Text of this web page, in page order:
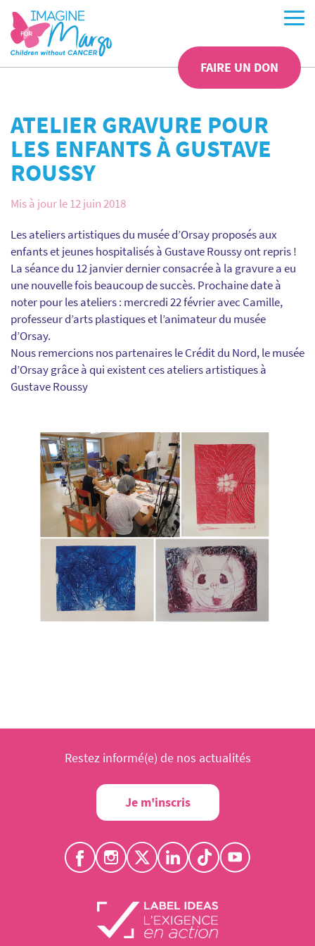
FAIRE UN DON
ATELIER GRAVURE POUR
LES ENFANTS À GUSTAVE
ROUSSY
Mis à jour le 12 juin 2018
Les ateliers artistiques du musée d’Orsay proposés aux
enfants et jeunes hospitalisés à Gustave Roussy ont repris !
La séance du 12 janvier dernier consacrée à la gravure a eu
une nouvelle fois beaucoup de succès. Prochaine date à
noter pour les ateliers : mercredi 22 février avec Camille,
professeur d’arts plastiques et l’animateur du musée
d’Orsay.
Nous remercions nos partenaires le Crédit du Nord, le musée
d’Orsay grâce à qui existent ces ateliers artistiques à
Gustave Roussy
Restez informé(e) de nos actualités
Je m'inscris